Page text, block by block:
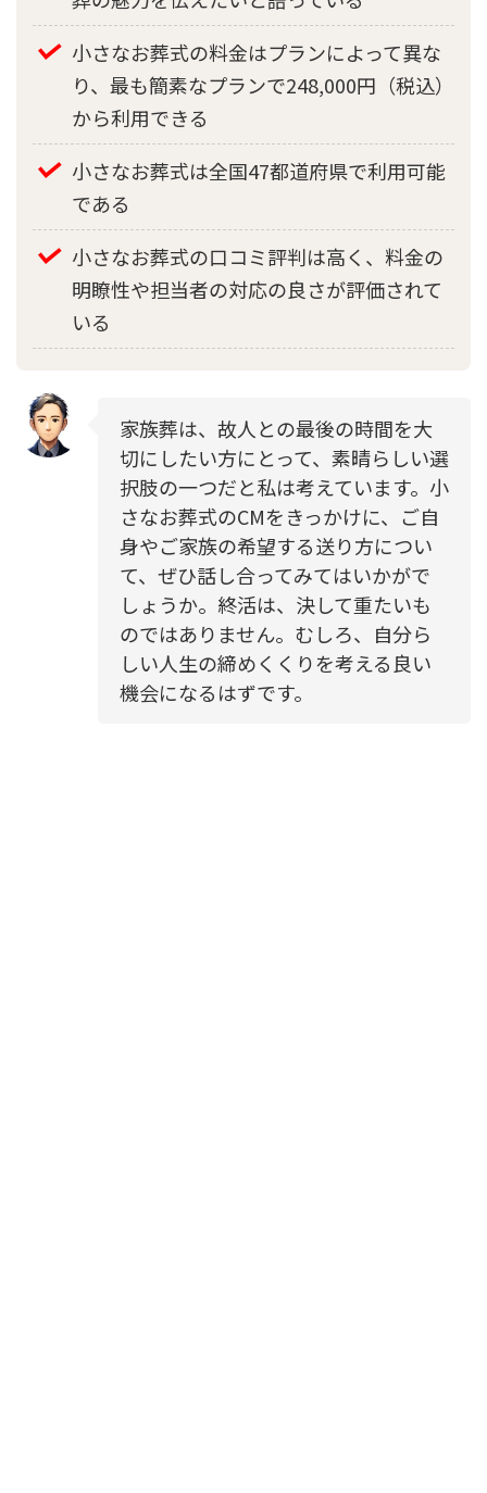
小さなお葬式の料金はプランによって異な
り、最も簡素なプランで248,000円（税込）
から利用できる
小さなお葬式は全国47都道府県で利用可能
である
小さなお葬式の口コミ評判は高く、料金の
明瞭性や担当者の対応の良さが評価されて
いる
家族葬は、故人との最後の時間を大
切にしたい方にとって、素晴らしい選
択肢の一つだと私は考えています。小
さなお葬式のCMをきっかけに、ご自
身やご家族の希望する送り方につい
て、ぜひ話し合ってみてはいかがで
しょうか。終活は、決して重たいも
のではありません。むしろ、自分ら
しい人生の締めくくりを考える良い
機会になるはずです。